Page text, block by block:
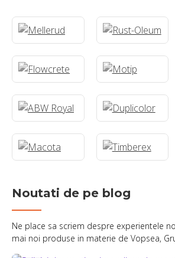
Noutati de pe blog
Ne place sa scriem despre experientele
mai noi produse in materie de Vopsea,